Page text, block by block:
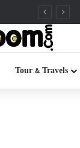
Tour & Travels